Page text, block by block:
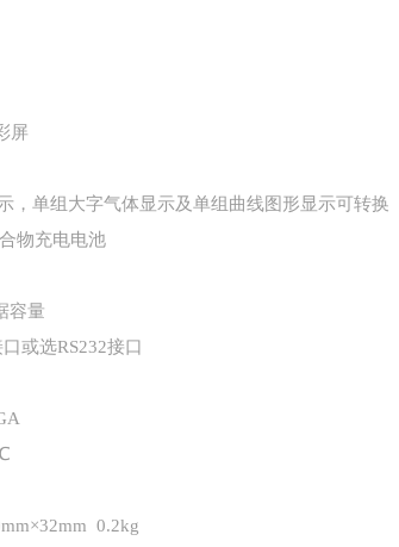
屏
，单组大字气体显示及单组曲线图形显示可转换
物充电电池
容量
或选RS232接口
0.2kg